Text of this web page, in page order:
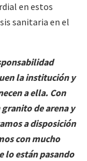
en estos
sanitaria en el
la institución y
a ella. Con
de arena y
a disposición
con mucho
lo están pasando